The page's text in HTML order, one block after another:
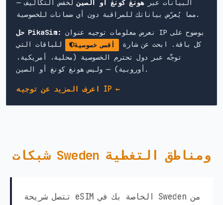
البيانات عبرهونغ كونغ أو الصينلخفض التكاليف —
مما يُعرّض بياناتك للمراقبة دون أي ضمانات للخصوصية.
حل PikaSim:
كل باقة. ابحث عن شارة
أقصى خصوصية
للباقات التي
توجَّه عبر دول تحترم الخصوصية (محلية، أمريكية،
أوروبية) — وليس هونغ كونغ أو الصين.
اعرف المزيد عن توجيه IP ←
شبكات Sweden ومناطق التغطية
تتصل شريحة eSIM الخاصة بك في Sweden من